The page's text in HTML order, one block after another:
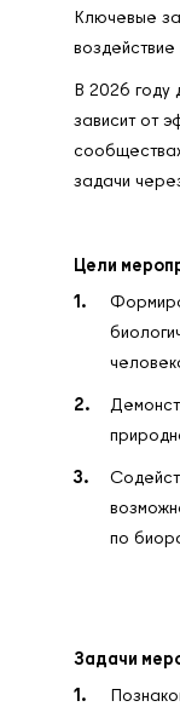
Ключевые
В 2026 году
зависит от
задачи
Цели
по
Задачи